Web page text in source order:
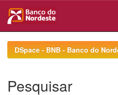
navigationDSpace - BNB - Banco do
Pesquisar